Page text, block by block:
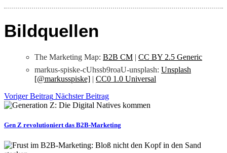
Bildquellen
The Marketing Map: B2B CM | CC BY 2.5 Generic
markus-spiske-cUhssb9roaU-unsplash: Unsplash
[@markusspiske] | CC0 1.0 Universal
Voriger Beitrag Nächster Beitrag
Gen Z revolutioniert das B2B-Marketing